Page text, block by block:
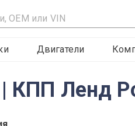
Двигатели
КПП Ленд